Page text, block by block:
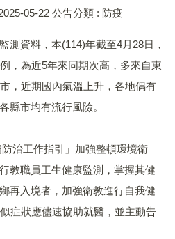
05-22 公告分類 : 防疫
測資料，本(114)年截至4月28日，
，為近5年來同期次高，多來自東
，近期國內氣溫上升，各地偶有
縣市均有流行風險。
治工作指引」加強整頓環境衛
教職員工生健康監測，掌握其健
再入境者，加強衛教進行自我健
症狀應儘速協助就醫，並主動告